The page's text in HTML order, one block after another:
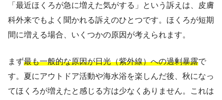
「最近ほくろが急に増えた気がする」という訴えは、皮膚
科外来でもよく聞かれる訴えのひとつです。ほくろが短期
間に増える場合、いくつかの原因が考えられます。
まず最も一般的な原因が日光（紫外線）への過剰暴露で
す。夏にアウトドア活動や海水浴を楽しんだ後、秋になっ
てほくろが増えたと感じる方は少なくありません。これは